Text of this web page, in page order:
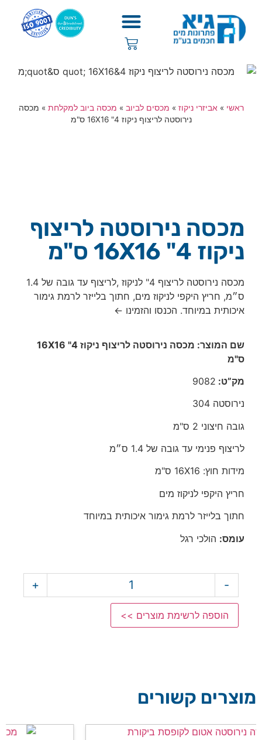
ראשי » אביזרי ניקוז » מכסים לביוב » מכסה ביוב למקלחת » מכסה
נירוסטה לריצוף ניקוז 4" 16X16 ס"מ
מכסה נירוסטה לריצוף
ניקוז 4" 16X16 ס"מ
מכסה נירוסטה לריצוף 4" לניקוז ,לריצוף עד גובה של 1.4
ס״מ, חריץ היקפי לניקוז מים, חתוך בלייזר לרמת גימור
איכותית במיוחד. הכנסו והזמינו ←
שם המוצר: מכסה נירוסטה לריצוף ניקוז 4" 16X16
ס"מ
מק”ט: 9082
נירוסטה 304
גובה חיצוני 2 ס"מ
לריצוף פנימי עד גובה של 1.4 ס״מ
מידות חוץ: 16X16 ס"מ
חריץ היקפי לניקוז מים
חתוך בלייזר לרמת גימור איכותית במיוחד
עומס: הולכי רגל
-
+
הוספה לרשימת מוצרים >>
מוצרים קשורים